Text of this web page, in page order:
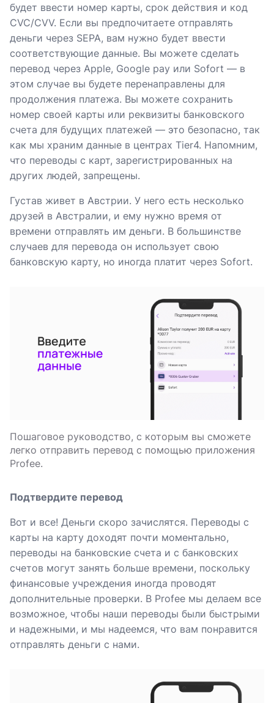
будет ввести номер карты, срок действия и код
CVC/CVV. Если вы предпочитаете отправлять
деньги через SEPA, вам нужно будет ввести
соответствующие данные. Вы можете сделать
перевод через Apple, Google pay или Sofort — в
этом случае вы будете перенаправлены для
продолжения платежа. Вы можете сохранить
номер своей карты или реквизиты банковского
счета для будущих платежей — это безопасно, так
как мы храним данные в центрах Tier4. Напомним,
что переводы с карт, зарегистрированных на
других людей, запрещены.
Густав живет в Австрии. У него есть несколько
друзей в Австралии, и ему нужно время от
времени отправлять им деньги. В большинстве
случаев для перевода он использует свою
банковскую карту, но иногда платит через Sofort.
Пошаговое руководство, с которым вы сможете
легко отправить перевод с помощью приложения
Profee.
Подтвердите перевод
Вот и все! Деньги скоро зачислятся. Переводы с
карты на карту доходят почти моментально,
переводы на банковские счета и с банковских
счетов могут занять больше времени, поскольку
финансовые учреждения иногда проводят
дополнительные проверки. В Profee мы делаем все
возможное, чтобы наши переводы были быстрыми
и надежными, и мы надеемся, что вам понравится
отправлять деньги с нами.